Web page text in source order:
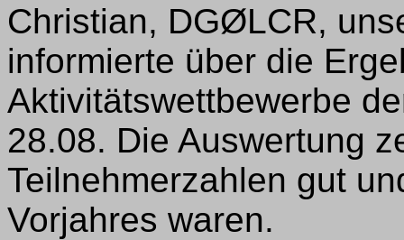
Christian, DGØLCR,
informierte über die
Aktivitätswettbewerbe
28.08. Die Auswertung
Teilnehmerzahlen gut
Vorjahres waren.